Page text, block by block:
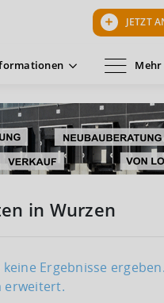
JETZT
Mehr
in Wurzen
Ergebnisse
erweitert.